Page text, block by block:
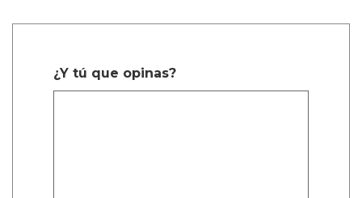
¿Y tú que opinas?